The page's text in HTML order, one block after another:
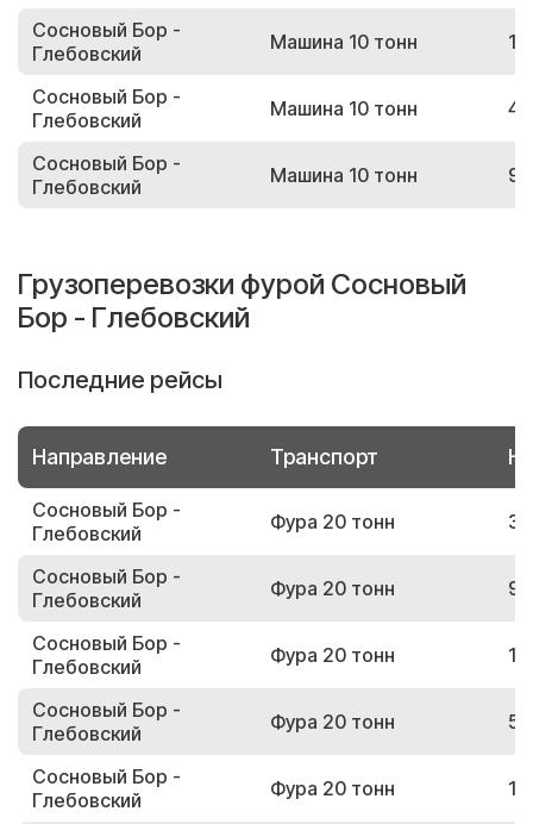
Сосновый Бор -
Глебовский
Машина 10 тонн
Сосновый Бор -
Глебовский
Машина 10 тонн
Сосновый Бор -
Глебовский
Машина 10 тонн
Грузоперевозки фурой Сосновый
Бор - Глебовский
Последние рейсы
Направление Транспорт
Сосновый Бор -
Глебовский
Фура 20 тонн
Сосновый Бор -
Глебовский
Фура 20 тонн
Сосновый Бор -
Глебовский
Фура 20 тонн
Сосновый Бор -
Глебовский
Фура 20 тонн
Сосновый Бор -
Глебовский
Фура 20 тонн